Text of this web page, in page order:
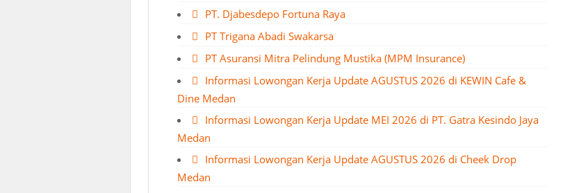
PT. Djabesdepo Fortuna Raya
PT Trigana Abadi Swakarsa
PT Asuransi Mitra Pelindung Mustika (MPM Insurance)
Informasi Lowongan Kerja Update AGUSTUS 2026 di KEWIN Cafe &
Dine Medan
Informasi Lowongan Kerja Update MEI 2026 di PT. Gatra Kesindo Jaya
Medan
Informasi Lowongan Kerja Update AGUSTUS 2026 di Cheek Drop
Medan